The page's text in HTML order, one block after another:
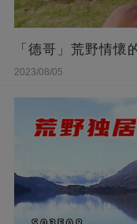
「德哥」荒野情懷
2023/08/05